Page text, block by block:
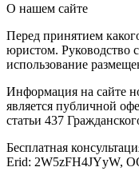
О нашем сайте
Перед принятием
юристом. Руководство
использование
Информация на сайте
является публичной
статьи 437
Бесплатная
Erid: 2W5zFH4JYyW,